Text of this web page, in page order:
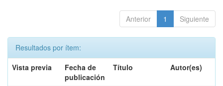
Anterior 1 Siguiente
Resultados por ítem:
Vista previa
Fecha de
publicación
Título Autor(es)